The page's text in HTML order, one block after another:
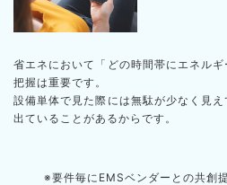
省エネにおいて「どの時間帯にエネル
把握は重要です。​
設備単体で見た際には無駄が少なく見
出ていることがあるからです。​
※要件毎にEMSベンダーとの共創